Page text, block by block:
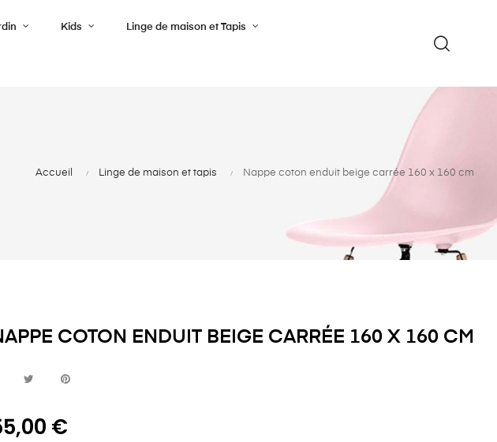
Kids Linge de maison et Tapis
Accueil Linge de maison et tapis Nappe coton enduit beige carrée 160 x 160 cm
COTON ENDUIT BEIGE CARRÉE 160 X 160 CM
€